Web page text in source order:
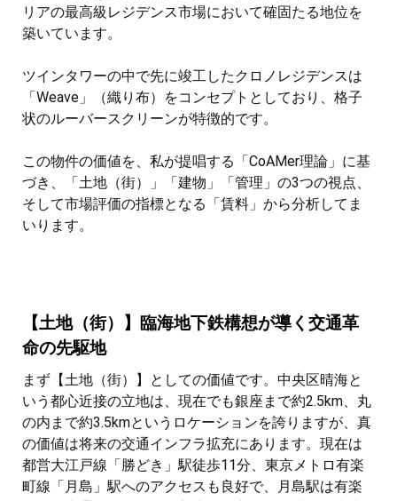
リアの最高級レジデンス市場において確固たる地位を
築いています。
ツインタワーの中で先に竣工したクロノレジデンスは
「Weave」（織り布）をコンセプトとしており、格子
状のルーバースクリーンが特徴的です。
この物件の価値を、私が提唱する「CoAMer理論」に基
づき、「土地（街）」「建物」「管理」の3つの視点、
そして市場評価の指標となる「賃料」から分析してま
いります。
【土地（街）】臨海地下鉄構想が導く交通革
命の先駆地
まず【土地（街）】としての価値です。中央区晴海と
いう都心近接の立地は、現在でも銀座まで約2.5km、丸
の内まで約3.5kmというロケーションを誇りますが、真
の価値は将来の交通インフラ拡充にあります。現在は
都営大江戸線「勝どき」駅徒歩11分、東京メトロ有楽
町線「月島」駅へのアクセスも良好で、月島駅は有楽